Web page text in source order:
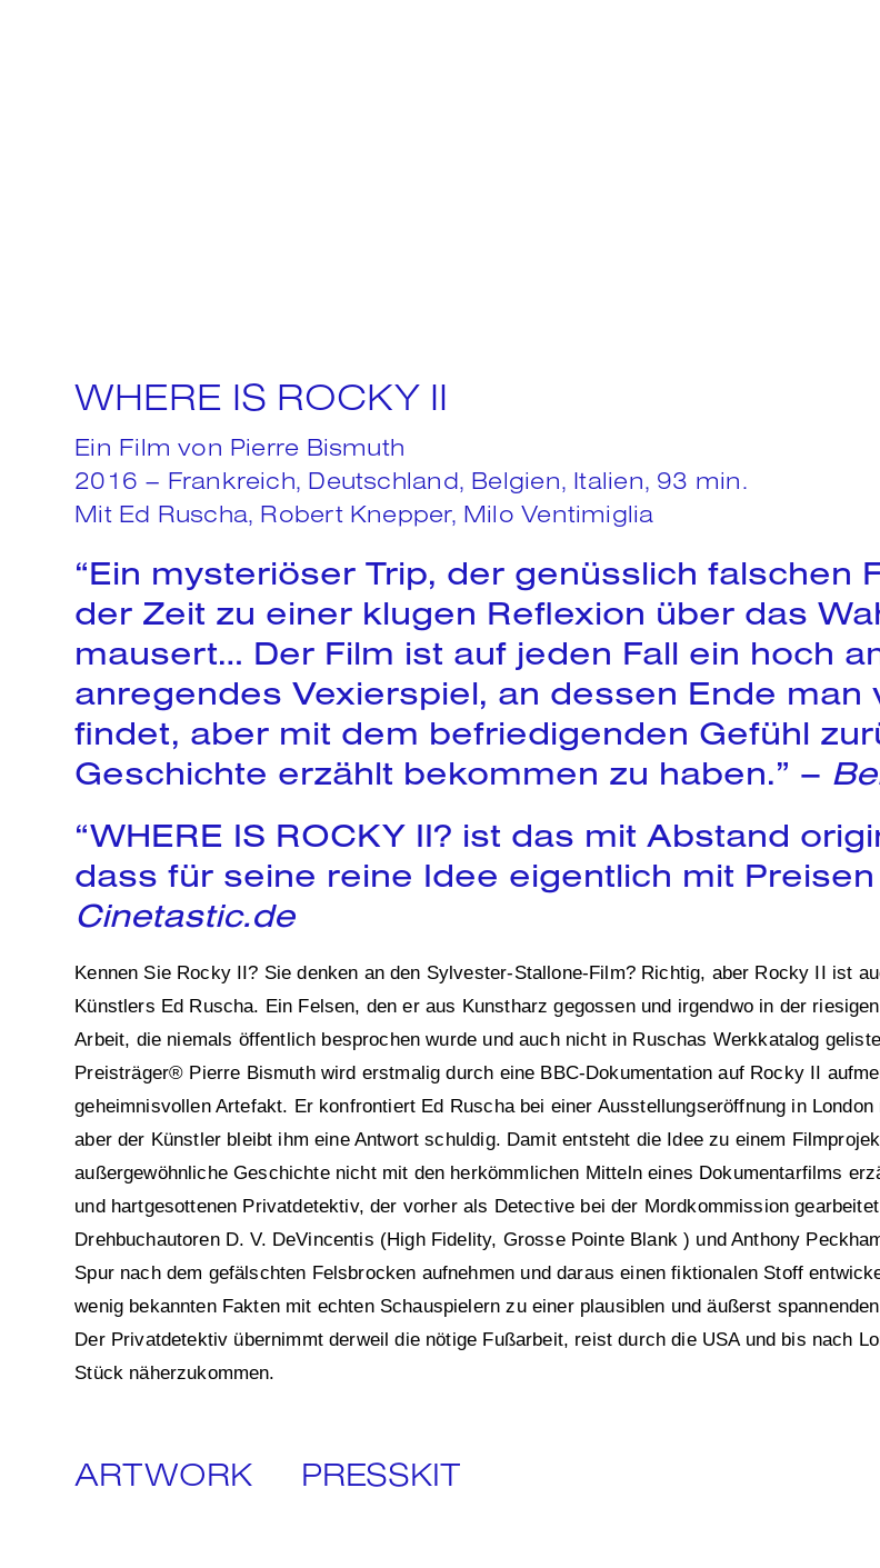
WHERE IS ROCKY II
Ein Film von Pierre Bismuth
2016 – Frankreich, Deutschland, Belgien, Italien, 93 min.
Mit Ed Ruscha, Robert Knepper, Milo Ventimiglia
“Ein mysteriöser Trip, der genüsslich falschen
der Zeit zu einer klugen Reflexion über das
mausert… Der Film ist auf jeden Fall ein hoch
anregendes Vexierspiel, an dessen Ende man
findet, aber mit dem befriedigenden Gefühl
Geschichte erzählt bekommen zu haben.” –
“WHERE IS ROCKY II? ist das mit Abstand
dass für seine reine Idee eigentlich mit
Cinetastic.de
Kennen Sie Rocky II? Sie denken an den Sylvester-Stallone-Film? Richtig, aber Rocky II ist
Künstlers Ed Ruscha. Ein Felsen, den er aus Kunstharz gegossen und irgendwo in der
Arbeit, die niemals öffentlich besprochen wurde und auch nicht in Ruschas Werkkatalog
Preisträger® Pierre Bismuth wird erstmalig durch eine BBC-Dokumentation auf Rocky II
geheimnisvollen Artefakt. Er konfrontiert Ed Ruscha bei einer Ausstellungseröffnung in
aber der Künstler bleibt ihm eine Antwort schuldig. Damit entsteht die Idee zu einem
außergewöhnliche Geschichte nicht mit den herkömmlichen Mitteln eines Dokumentarfilms
und hartgesottenen Privatdetektiv, der vorher als Detective bei der Mordkommission
Drehbuchautoren D. V. DeVincentis (High Fidelity, Grosse Pointe Blank ) und Anthony
Spur nach dem gefälschten Felsbrocken aufnehmen und daraus einen fiktionalen Stoff
wenig bekannten Fakten mit echten Schauspielern zu einer plausiblen und äußerst
Der Privatdetektiv übernimmt derweil die nötige Fußarbeit, reist durch die USA und bis nach
Stück näherzukommen.
ARTWORK PRESSKIT